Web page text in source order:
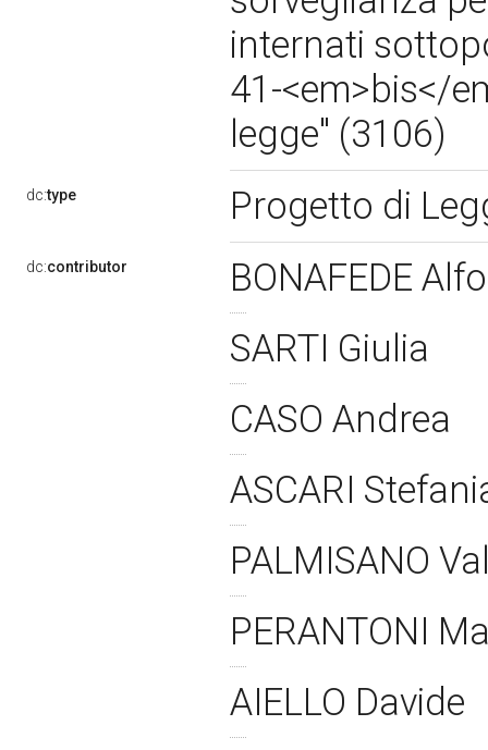
internati
41-<em>bis</
legge" (3106)
dc:type Progetto di
dc:contributor
BONAFEDE
SARTI Giulia
CASO Andrea
ASCARI
PALMISANO
PERANTONI
AIELLO Davide